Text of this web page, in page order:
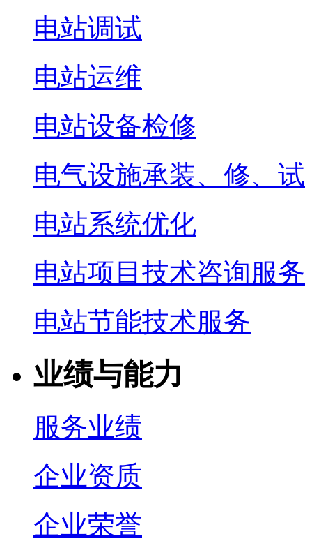
电站调试
电站运维
电站设备检修
电气设施承装、修、试
电站系统优化
电站项目技术咨询服务
电站节能技术服务
业绩与能力
服务业绩
企业资质
企业荣誉